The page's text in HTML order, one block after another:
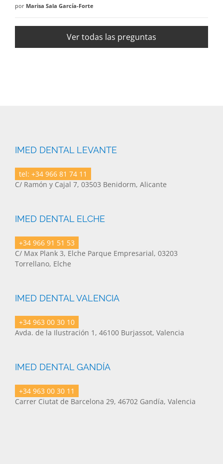
por Marisa Sala García-Forte
Ver todas las preguntas
IMED DENTAL LEVANTE
tel: +34 966 81 74 11
C/ Ramón y Cajal 7, 03503 Benidorm, Alicante
IMED DENTAL ELCHE
+34 966 91 51 53
C/ Max Plank 3, Elche Parque Empresarial, 03203
Torrellano, Elche
IMED DENTAL VALENCIA
+34 963 00 30 10
Avda. de la Ilustración 1, 46100 Burjassot, Valencia
IMED DENTAL GANDÍA
+34 963 00 30 11
Carrer Ciutat de Barcelona 29, 46702 Gandía, Valencia